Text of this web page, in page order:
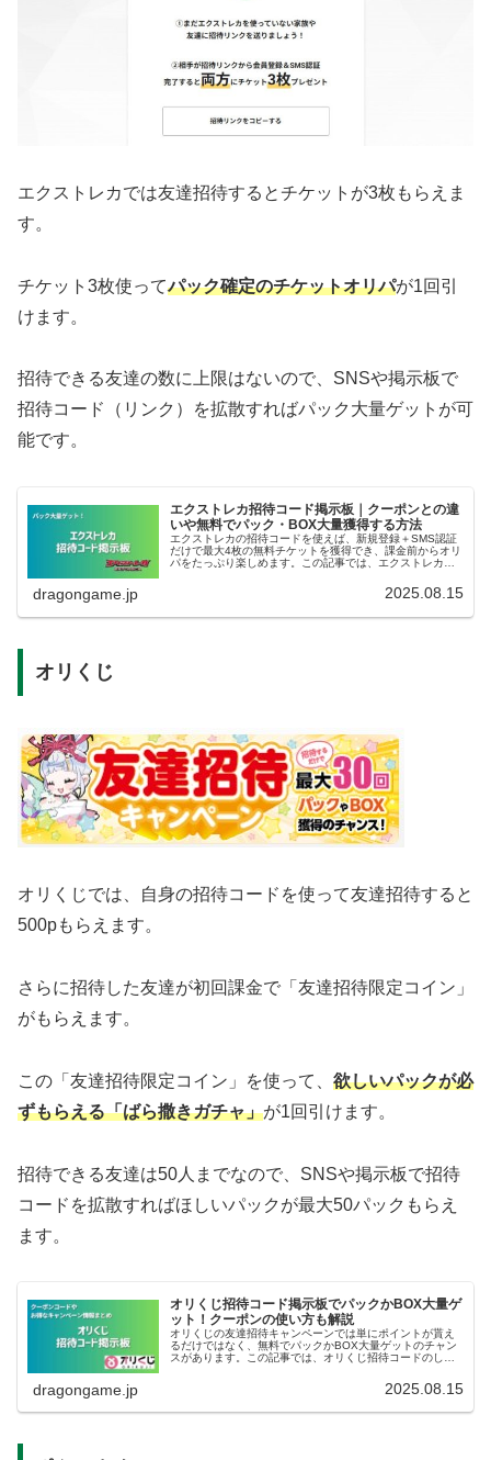
エクストレカでは友達招待するとチケットが3枚もらえま
す。
チケット3枚使ってパック確定のチケットオリパが1回引
けます。
招待できる友達の数に上限はないので、SNSや掲示板で
招待コード（リンク）を拡散すればパック大量ゲットが可
能です。
エクストレカ招待コード掲示板｜クーポンとの違
いや無料でパック・BOX大量獲得する方法
エクストレカの招待コードを使えば、新規登録＋SMS認証
だけで最大4枚の無料チケットを獲得でき、課金前からオリ
パをたっぷり楽しめます。この記事では、エクストレカ招
dragongame.jp 2025.08.15
オリくじ
オリくじでは、自身の招待コードを使って友達招待すると
500pもらえます。
さらに招待した友達が初回課金で「友達招待限定コイン」
がもらえます。
この「友達招待限定コイン」を使って、 欲しいパックが必
ずもらえる「ばら撒きガチャ」が1回引けます。
招待できる友達は50人までなので、SNSや掲示板で招待
コードを拡散すればほしいパックが最大50パックもらえ
ます。
オリくじ招待コード掲示板でパックかBOX大量ゲ
ット！クーポンの使い方も解説
オリくじの友達招待キャンペーンでは単にポイントが貰え
るだけではなく、無料でパックかBOX大量ゲットのチャン
スがあります。この記事では、オリくじ招待コードのしく
dragongame.jp 2025.08.15